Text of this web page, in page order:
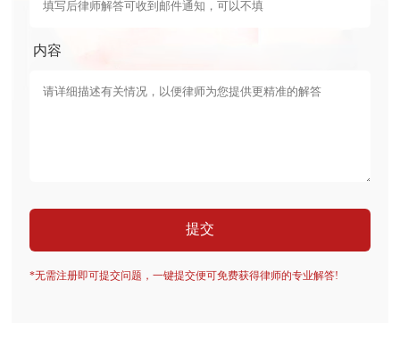
内容
提交
*无需注册即可提交问题，一键提交便可免费获得律师的专业解答!